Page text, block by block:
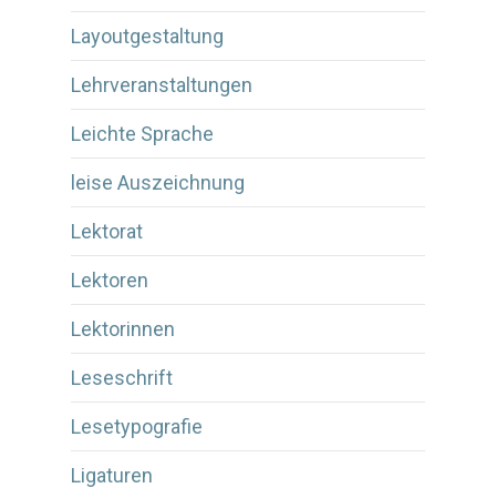
Layoutgestaltung
Lehrveranstaltungen
Leichte Sprache
leise Auszeichnung
Lektorat
Lektoren
Lektorinnen
Leseschrift
Lesetypografie
Ligaturen